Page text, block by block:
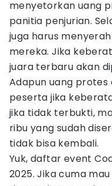
menyetorkan uang
panitia penjurian.
juga harus
mereka. Jika
juara terbaru akan
Adapun uang
peserta jika
jika tidak terbukti,
ribu yang sudah
tidak bisa kembali.
Yuk, daftar event
2025. Jika cuma